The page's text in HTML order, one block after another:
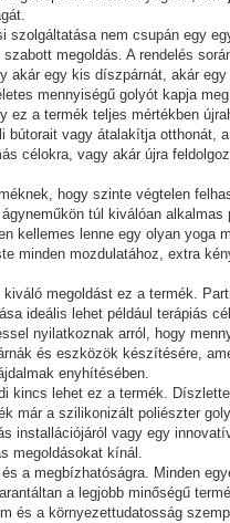
szolgáltatása nem csupán egy
megoldás. A rendelés
akár egy kis díszpárnát, akár egy
mennyiségű golyót kapja
ez a termék teljes mértékben
bútorait vagy átalakítja otthonát,
célokra, vagy akár újra
hogy szinte végtelen
túl kiválóan alkalmas
kellemes lenne egy olyan yoga
minden mozdulatához, extra
megoldást ez a termék.
ideális lehet például terápiás
nyilatkoznak arról, hogy
és eszközök készítésére,
enyhítésében.
kincs lehet ez a termék.
már a szilikonizált poliészter
installációjáról vagy egy
megoldásokat kínál.
a megbízhatóságra. Minden
a legjobb minőségű
és a környezettudatosság